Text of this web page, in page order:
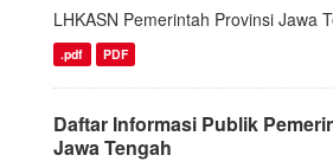
LHKASN Pemerintah Provinsi Jawa
.pdf PDF
Daftar Informasi Publik
Jawa Tengah